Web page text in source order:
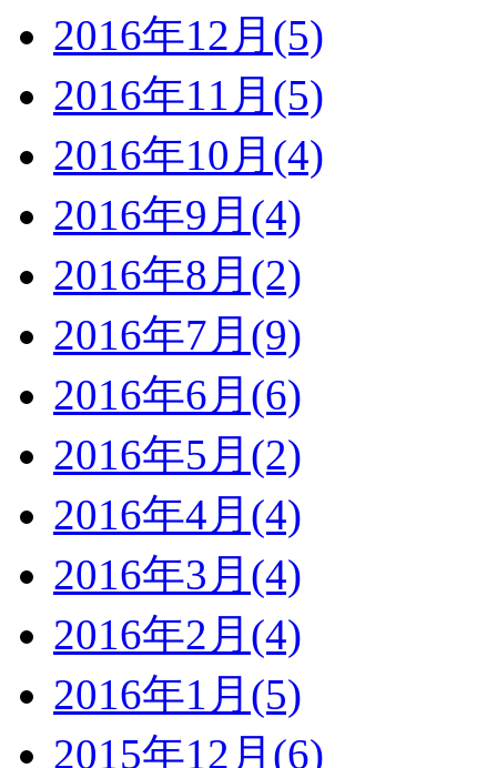
2016年12月(5)
2016年11月(5)
2016年10月(4)
2016年9月(4)
2016年8月(2)
2016年7月(9)
2016年6月(6)
2016年5月(2)
2016年4月(4)
2016年3月(4)
2016年2月(4)
2016年1月(5)
2015年12月(6)